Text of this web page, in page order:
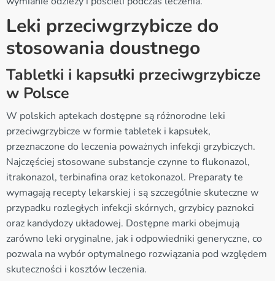
Leki przeciwgrzybicze do
stosowania doustnego
Tabletki i kapsułki przeciwgrzybicze
w Polsce
W polskich aptekach dostępne są różnorodne leki
przeciwgrzybicze w formie tabletek i kapsułek,
przeznaczone do leczenia poważnych infekcji grzybiczych.
Najczęściej stosowane substancje czynne to flukonazol,
itrakonazol, terbinafina oraz ketokonazol. Preparaty te
wymagają recepty lekarskiej i są szczególnie skuteczne w
przypadku rozległych infekcji skórnych, grzybicy paznokci
oraz kandydozy układowej. Dostępne marki obejmują
zarówno leki oryginalne, jak i odpowiedniki generyczne, co
pozwala na wybór optymalnego rozwiązania pod względem
skuteczności i kosztów leczenia.